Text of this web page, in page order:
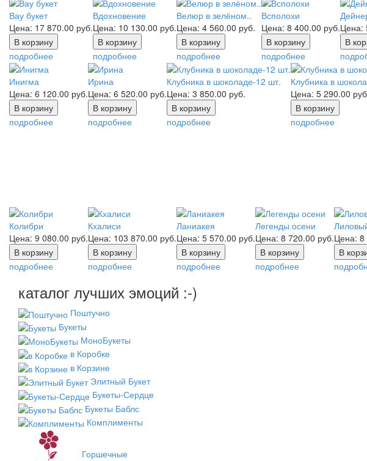
Вау букет
Цена: 17 870.00 руб.
подробнее
Вдохновение
Цена: 10 130.00 руб.
подробнее
Велюр в зелёном..
Цена: 4 560.00 руб.
подробнее
Всполохи
Цена: 8 400.00 руб.
подробнее
Цена:
Инигма
Цена: 6 120.00 руб.
подробнее
Ирина
Цена: 6 520.00 руб.
подробнее
Клубника в шоколаде-12 шт.
Цена: 3 850.00 руб.
подробнее
Клубника в
Цена: 5 290.00
подробнее
Колибри
Цена: 9 080.00 руб.
подробнее
Кхалиси
Цена: 103 870.00 руб.
подробнее
Ланиакея
Цена: 5 570.00 руб.
подробнее
Легенды осени
Цена: 8 720.00 руб.
подробнее
Цена: 8
каталог лучших эмоций :-)
Поштучно
Букеты
МоноБукеты
в Коробке
в Корзине
Элитный Букет
Букеты-Сердце
Букеты Баблс
Комплименты
Горшечные